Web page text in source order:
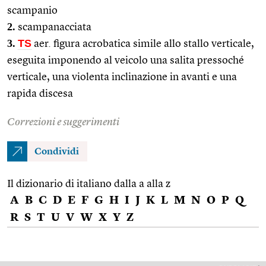
scampanio
2. scampanacciata
3. TS aer. figura acrobatica simile allo stallo verticale,
eseguita imponendo al veicolo una salita pressoché
verticale, una violenta inclinazione in avanti e una
rapida discesa
Correzioni e suggerimenti
Condividi
Il dizionario di italiano dalla a alla z
A B C D E F G H I J K L M N O P Q
R S T U V W X Y Z